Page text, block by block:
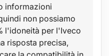
rialzato di 4-6 cm (a
l'interno del vano
di liquidi (acqua,
vano bagagli, con resistenza
informazioni
non possiamo
l'idoneità per l'Iveco
risposta precisa,